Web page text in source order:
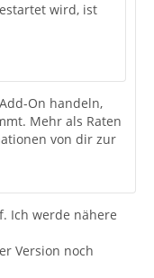
wird, ist
On handeln,
Mehr als Raten
von dir zur
Ich werde nähere
Version noch